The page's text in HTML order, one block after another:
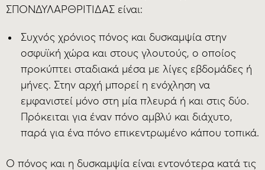
ΣΠΟΝΔΥΛΑΡΘΡΙΤΙΔΑΣ είναι:
Συχνός χρόνιος πόνος και δυσκαμψία στην
οσφυϊκή χώρα και στους γλουτούς, ο οποίος
προκύπτει σταδιακά μέσα με λίγες εβδομάδες ή
μήνες. Στην αρχή μπορεί η ενόχληση να
εμφανιστεί μόνο στη μία πλευρά ή και στις δύο.
Πρόκειται για έναν πόνο αμβλύ και διάχυτο,
παρά για ένα πόνο επικεντρωμένο κάπου τοπικά.
Ο πόνος και η δυσκαμψία είναι εντονότερα κατά τις